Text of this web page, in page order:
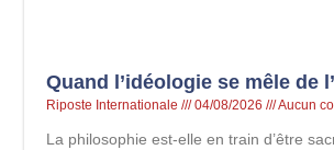
Quand l’idéologie se mêle de
Riposte Internationale 04/08/2026 Aucun
La philosophie est-elle en train d’être